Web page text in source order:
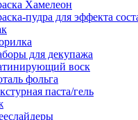
Хамелеон
пудра для эффекта
для декупажа
воск
фольга
паста/гель